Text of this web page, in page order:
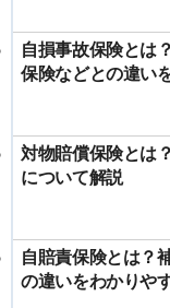
自損事故保険とは
保険などとの違い
対物賠償保険とは
について解説
自賠責保険とは？
の違いをわかりや